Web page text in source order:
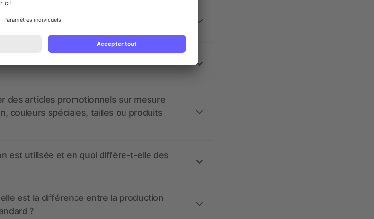
d’impression ? allbranded
créer ?
mes articles promotionnels avant la
des articles promotionnels sur mesure
couleurs spéciales, tailles ou produits
est utilisée et en quoi diffère-t-elle des
est la différence entre la production
?